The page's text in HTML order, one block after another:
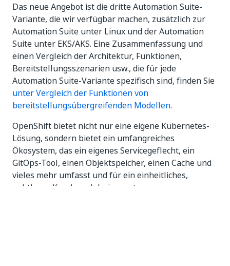
Das neue Angebot ist die dritte Automation Suite-
Variante, die wir verfügbar machen, zusätzlich zur
Automation Suite unter Linux und der Automation
Suite unter EKS/AKS. Eine Zusammenfassung und
einen Vergleich der Architektur, Funktionen,
Bereitstellungsszenarien usw., die für jede
Automation Suite-Variante spezifisch sind, finden Sie
unter Vergleich der Funktionen von
bereitstellungsübergreifenden Modellen.
OpenShift bietet nicht nur eine eigene Kubernetes-
Lösung, sondern bietet ein umfangreiches
Ökosystem, das ein eigenes Servicegeflecht, ein
GitOps-Tool, einen Objektspeicher, einen Cache und
vieles mehr umfasst und für ein einheitliches,
nahtloses Kundenerlebnis sorgt.